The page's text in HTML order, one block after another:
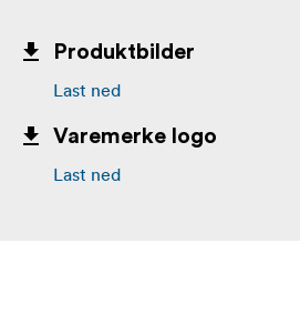
Produktbilder
Last ned
Varemerke logo
Last ned